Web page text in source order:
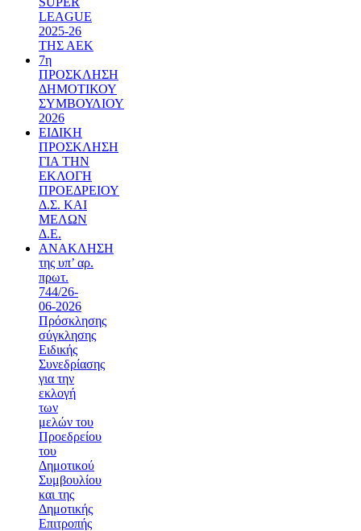
LEAGUE
2025-26
ΤΗΣ ΑΕΚ
7η
ΠΡΟΣΚΛΗΣΗ
ΔΗΜΟΤΙΚΟΥ
ΣΥΜΒΟΥΛΙΟΥ
2026
ΕΙΔΙΚΗ
ΠΡΟΣΚΛΗΣΗ
ΓΙΑ ΤΗΝ
ΕΚΛΟΓΗ
ΠΡΟΕΔΡΕΙΟΥ
Δ.Σ. ΚΑΙ
ΜΕΛΩΝ
Δ.Ε.
ΑΝΑΚΛΗΣΗ
της υπ’ αρ.
πρωτ.
744/26-
06-2026
Πρόσκλησης
σύγκλησης
Ειδικής
Συνεδρίασης
για την
εκλογή
των
μελών του
Προεδρείου
του
Δημοτικού
Συμβουλίου
και της
Δημοτικής
Επιτροπής